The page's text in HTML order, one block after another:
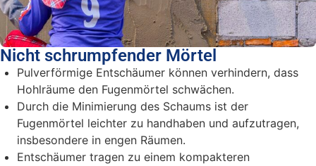
Nicht schrumpfender Mörtel
Pulverförmige Entschäumer können verhindern, dass
Hohlräume den Fugenmörtel schwächen.
Durch die Minimierung des Schaums ist der
Fugenmörtel leichter zu handhaben und aufzutragen,
insbesondere in engen Räumen.
Entschäumer tragen zu einem kompakteren